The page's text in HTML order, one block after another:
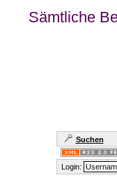
Sämtliche
Suchen
Login: